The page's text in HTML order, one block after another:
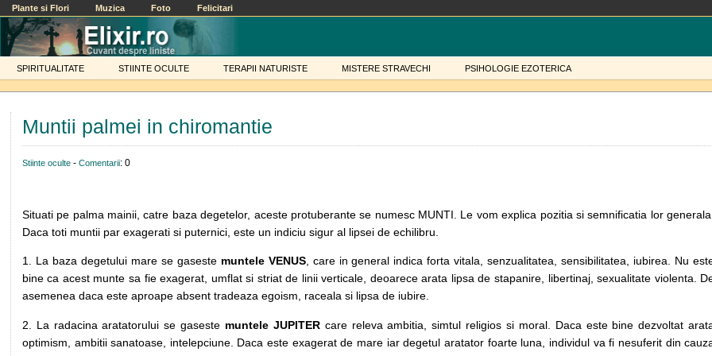
Plante si Flori Muzica Foto Felicitari
SPIRITUALITATE STIINTE OCULTE TERAPII NATURISTE MISTERE STRAVECHI PSIHOLOGIE EZOTERICA
Muntii palmei in chiromantie
Stiinte oculte- Comentarii: 0
Situati pe palma mainii, catre baza degetelor, aceste protuberante se numesc MUNTI. Le vom explica pozitia si semnificatia lor generala.
Daca toti muntii par exagerati si puternici, este un indiciu sigur al lipsei de echilibru.
1. La baza degetului mare se gaseste muntele VENUS, care in general indica forta vitala, senzualitatea, sensibilitatea, iubirea. Nu
bine ca acest munte sa fie exagerat, umflat si striat de linii verticale, deoarece arata lipsa de stapanire, libertinaj, sexualitate violenta.
asemenea daca este aproape absent tradeaza egoism, raceala si lipsa de iubire.
2. La radacina aratatorului se gaseste muntele JUPITERcare releva ambitia, simtul religios si moral. Daca este bine dezvoltat
optimism, ambitii sanatoase, intelepciune. Daca este exagerat de mare iar degetul aratator foarte luna, individul va fi nesuferit din